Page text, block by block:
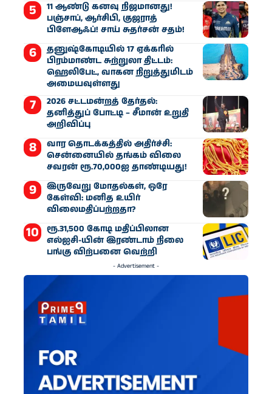
11 ஆண்டு கனவு நிஜமானது!
பஞ்சாப், ஆர்சிபி, குஜராத்
பிளேஆஃப்! சாய் சுதர்சன் சதம்!
தனுஷ்கோடியில் 17 ஏக்கரில்
பிரம்மாண்ட சுற்றுலா திட்டம்:
ஹெலிபேட், வாகன நிறுத்துமிடம்
அமையவுள்ளது
2026 சட்டமன்றத் தேர்தல்:
தனித்துப் போட்டி – சீமான் உறுதி
அறிவிப்பு
வார தொடக்கத்தில் அதிர்ச்சி:
சென்னையில் தங்கம் விலை
சவரன் ரூ.70,000ஐ தாண்டியது!
இருவேறு மோதல்கள், ஒரே
கேள்வி: மனித உயிர்
விலைமதிப்பற்றதா?
ரூ.31,500 கோடி மதிப்பிலான
எல்ஐசி-​யின் இரண்​டாம் நிலை
பங்கு விற்பனை வெற்றி
- Advertisement -